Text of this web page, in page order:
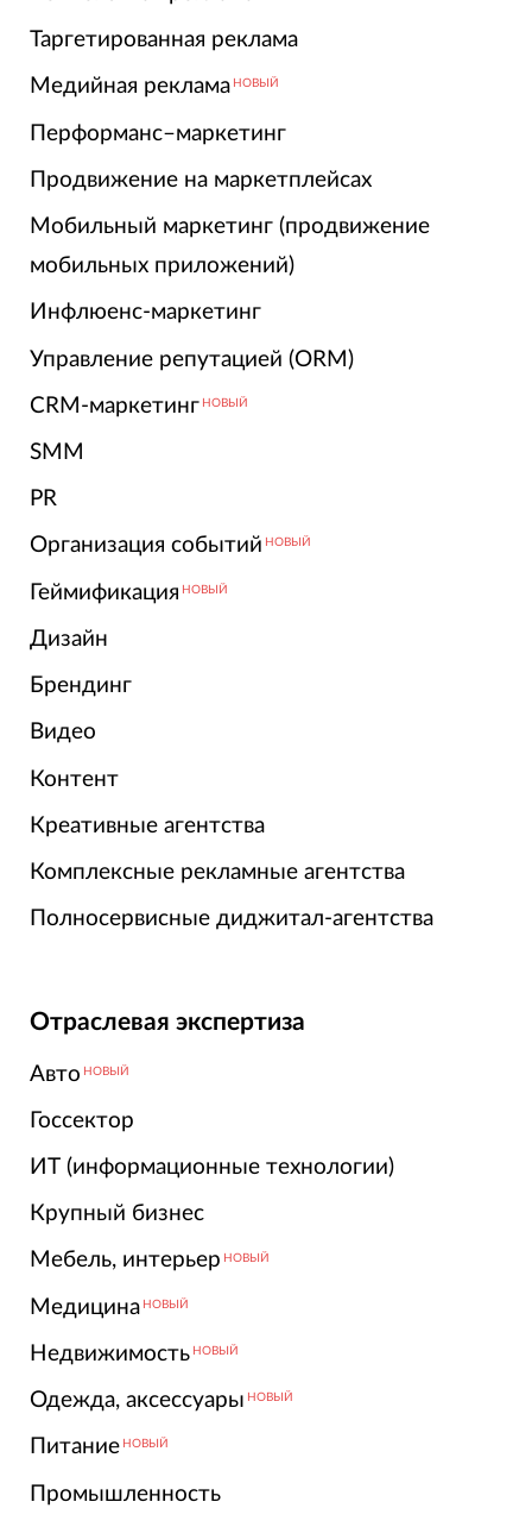
Таргетированная реклама
Медийная реклама НОВЫЙ
Перформанс–маркетинг
Продвижение на маркетплейсах
Мобильный маркетинг (продвижение
мобильных приложений)
Инфлюенс-маркетинг
Управление репутацией (ORM)
CRM-маркетинг НОВЫЙ
SMM
PR
Организация событий НОВЫЙ
Геймификация НОВЫЙ
Дизайн
Брендинг
Видео
Контент
Креативные агентства
Комплексные рекламные агентства
Полносервисные диджитал-агентства
Отраслевая экспертиза
Авто НОВЫЙ
Госсектор
ИТ (информационные технологии)
Крупный бизнес
Мебель, интерьер НОВЫЙ
Медицина НОВЫЙ
Недвижимость НОВЫЙ
Одежда, аксессуары НОВЫЙ
Питание НОВЫЙ
Промышленность